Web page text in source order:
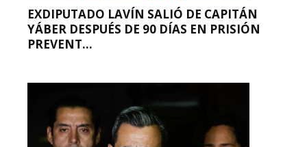
EXDIPUTADO LAVÍN SALIÓ DE CAPITÁN
YÁBER DESPUÉS DE 90 DÍAS EN PRISIÓN
PREVENT...